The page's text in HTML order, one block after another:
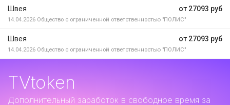
от 27093 руб
Швея
14.04.2026 Общество с ограниченной ответственностью "ПОЛИС"
от 27093 руб
Швея
14.04.2026 Общество с ограниченной ответственностью "ПОЛИС"
TVtoken
Дополнительный заработок в свободное время за